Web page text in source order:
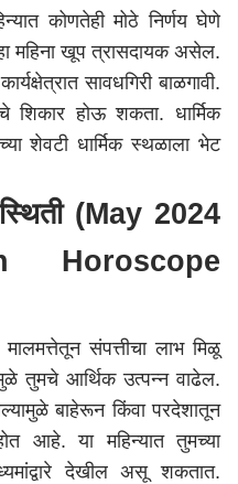
कोणतेही मोठे निर्णय घेणे
हा महिना खूप त्रासदायक असेल.
सावधगिरी बाळगावी.
शिकार होऊ शकता. धार्मिक
शेवटी धार्मिक स्थळाला भेट
(May 2024
Horoscope
मालमत्तेतून संपत्तीचा लाभ मिळू
तुमचे आर्थिक उत्पन्न वाढेल.
बाहेरून किंवा परदेशातून
आहे. या महिन्यात तुमच्या
देखील असू शकतात.